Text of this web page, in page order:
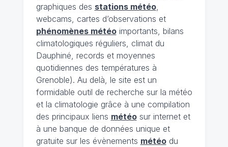
graphiques des stations météo,
webcams, cartes d’observations et
phénomènes météoimportants, bilans
climatologiques réguliers, climat du
Dauphiné, records et moyennes
quotidiennes des températures à
Grenoble). Au delà, le site est un
formidable outil de recherche sur la météo
et la climatologie grâce à une compilation
des principaux liens météosur internet et
à une banque de données unique et
gratuite sur les évènements météodu